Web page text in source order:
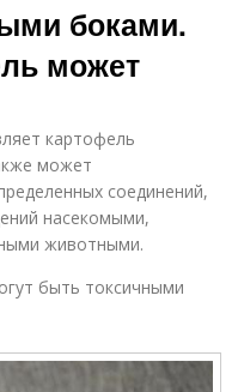
боками.
может
картофель
может
соединений,
насекомыми,
животными.
быть токсичными